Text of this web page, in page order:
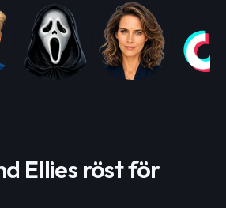
Ellies röst för